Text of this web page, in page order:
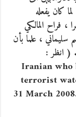
كان يفعله
، فراح المالكي
رقم 1 ، وذيلا لقاسم سليماني ، علما بأن
. ( انظر :
“Iranian
terrorist
31 March